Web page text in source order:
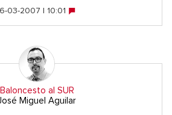
03-2007 | 10:01
Baloncesto al SUR
Miguel Aguilar